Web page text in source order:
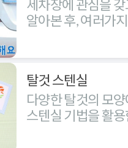
세차장에 관심을
알아본 후, 여러가
탈것 스텐실
다양한 탈것의 모
스텐실 기법을 활